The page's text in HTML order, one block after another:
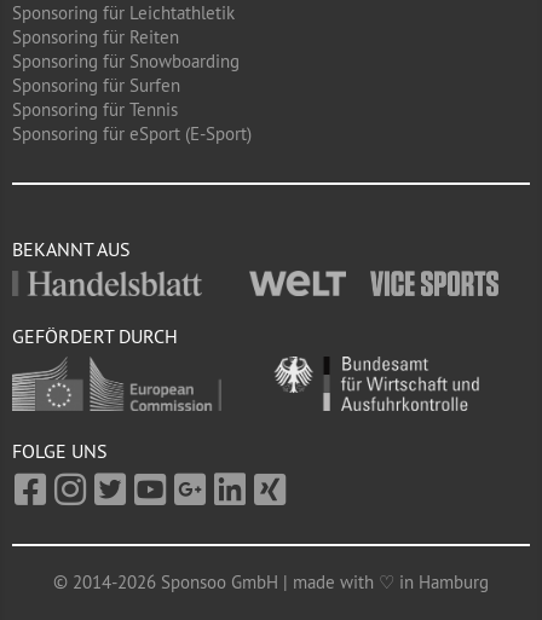
Sponsoring für Leichtathletik
Sponsoring für Reiten
Sponsoring für Snowboarding
Sponsoring für Surfen
Sponsoring für Tennis
Sponsoring für eSport (E-Sport)
BEKANNT AUS
GEFÖRDERT DURCH
FOLGE UNS
© 2014-2026 Sponsoo GmbH | made with ♡ in Hamburg